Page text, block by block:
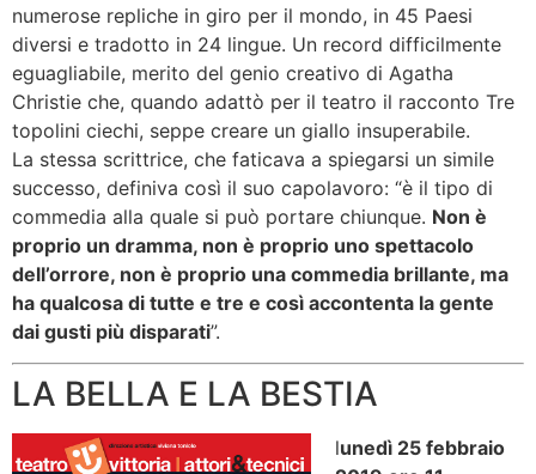
numerose repliche in giro per il mondo, in 45 Paesi
diversi e tradotto in 24 lingue. Un record difficilmente
eguagliabile, merito del genio creativo di Agatha
Christie che, quando adattò per il teatro il racconto Tre
topolini ciechi, seppe creare un giallo insuperabile.
La stessa scrittrice, che faticava a spiegarsi un simile
successo, definiva così il suo capolavoro: “è il tipo di
commedia alla quale si può portare chiunque. Non è
proprio un dramma, non è proprio uno spettacolo
dell’orrore, non è proprio una commedia brillante, ma
ha qualcosa di tutte e tre e così accontenta la gente
dai gusti più disparati”.
LA BELLA E LA BESTIA
lunedì 25 febbraio